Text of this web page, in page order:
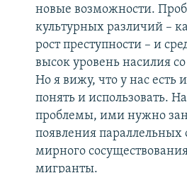
новые возможности.
культурных различий –
рост преступности – и
высок уровень насилия
Но я вижу, что у нас
понять и использовать.
проблемы, ими нужно
появления параллельных
мирного
мигранты.